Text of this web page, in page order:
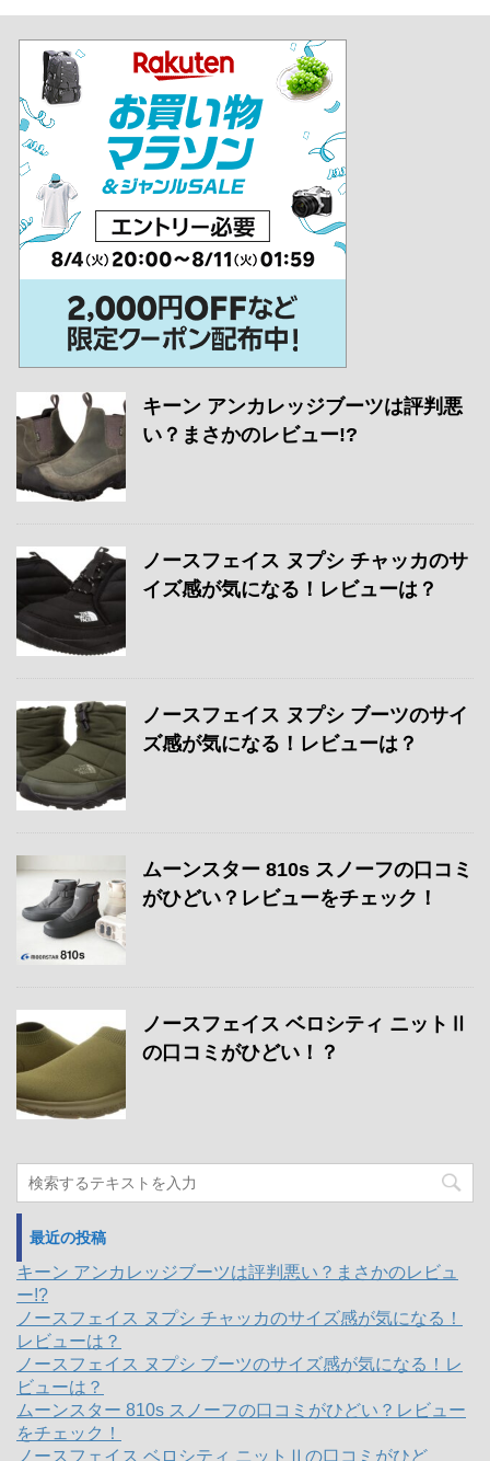
キーン アンカレッジブーツは評判悪
い？まさかのレビュー!?
ノースフェイス ヌプシ チャッカのサ
イズ感が気になる！レビューは？
ノースフェイス ヌプシ ブーツのサイ
ズ感が気になる！レビューは？
ムーンスター 810s スノーフの口コミ
がひどい？レビューをチェック！
ノースフェイス ベロシティ ニットⅡ
の口コミがひどい！？
最近の投稿
キーン アンカレッジブーツは評判悪い？まさかのレビュ
ー!?
ノースフェイス ヌプシ チャッカのサイズ感が気になる！
レビューは？
ノースフェイス ヌプシ ブーツのサイズ感が気になる！レ
ビューは？
ムーンスター 810s スノーフの口コミがひどい？レビュー
をチェック！
ノースフェイス ベロシティ ニットⅡの口コミがひど